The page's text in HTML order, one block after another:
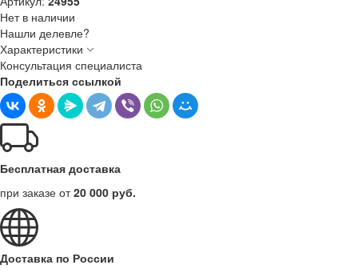
Нет в наличии
Нашли делевле?
Характеристики
Консультация специалиста
Поделиться ссылкой
Бесплатная доставка
при заказе от20 000 руб.
Доставка по России